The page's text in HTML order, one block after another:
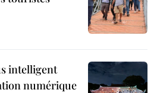
intelligent
numérique